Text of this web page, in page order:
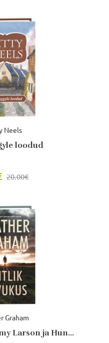
Neels
loodud
20.00€
Graham
Larson ja Hun...